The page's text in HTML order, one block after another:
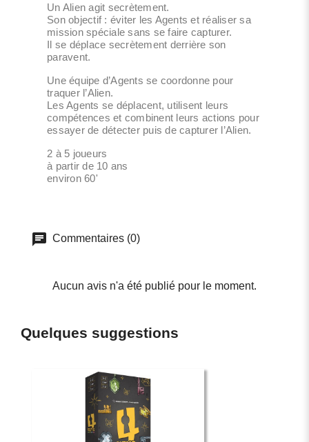
Un Alien agit secrètement.
Son objectif : éviter les Agents et réaliser sa
mission spéciale sans se faire capturer.
Il se déplace secrètement derrière son
paravent.
Une équipe d’Agents se coordonne pour
traquer l’Alien.
Les Agents se déplacent, utilisent leurs
compétences et combinent leurs actions pour
essayer de détecter puis de capturer l’Alien.
2 à 5 joueurs
à partir de 10 ans
environ 60'
Commentaires (0)
Aucun avis n'a été publié pour le moment.
Quelques suggestions